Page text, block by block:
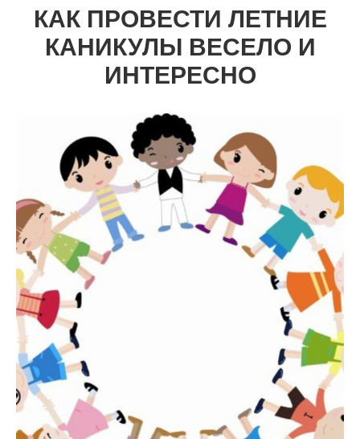
КАК ПРОВЕСТИ ЛЕТНИЕ
КАНИКУЛЫ ВЕСЕЛО И
ИНТЕРЕСНО